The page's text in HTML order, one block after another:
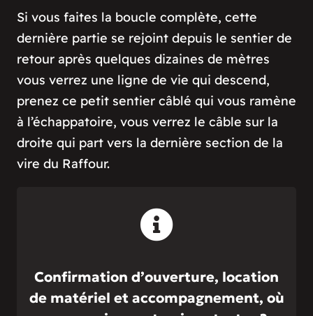
Si vous faites la boucle complète, cette
dernière partie se rejoint depuis le sentier de
retour après quelques dizaines de mètres
vous verrez une ligne de vie qui descend,
prenez ce petit sentier câblé qui vous ramène
à l’échappatoire, vous verrez le câble sur la
droite qui part vers la dernière section de la
vire du Raffour.
Confirmation d’ouverture, location
de matériel et accompagnement, où